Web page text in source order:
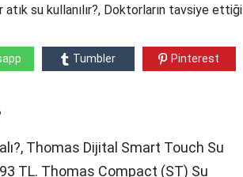
su kullanılır?, Doktorların tavsiye ettiği
Tumbler Pinterest
Thomas Dijital Smart Touch Su
TL. Thomas Compact (ST) Su